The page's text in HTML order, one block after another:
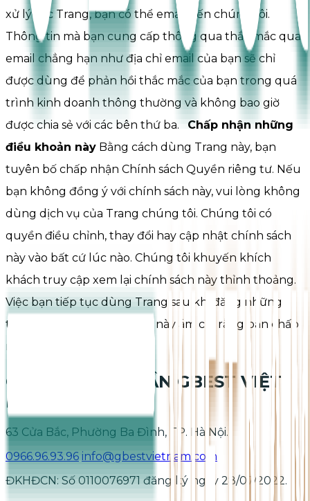
xử lý các Trang, bạn có thể email đến chúng tôi.
Thông tin mà bạn cung cấp thông qua thắc mắc qua
email chẳng hạn như địa chỉ email của bạn sẽ chỉ
được dùng để phản hồi thắc mắc của bạn trong quá
trình kinh doanh thông thường và không bao giờ
được chia sẻ với các bên thứ ba. Chấp nhận những
điều khoản này Bằng cách dùng Trang này, bạn
tuyên bố chấp nhận Chính sách Quyền riêng tư. Nếu
bạn không đồng ý với chính sách này, vui lòng không
dùng dịch vụ của Trang chúng tôi. Chúng tôi có
quyền điều chỉnh, thay đổi hay cập nhật chính sách
này vào bất cứ lúc nào. Chúng tôi khuyến khích
khách truy cập xem lại chính sách này thỉnh thoảng.
Việc bạn tiếp tục dùng Trang sau khi đăng những
thay đổi về các điều khoản này ám chỉ rằng bạn chấp
nhận những sự thay đổi.
CÔNG TY CỔ PHẦN GBEST VIỆT
NAM
63 Cửa Bắc, Phường Ba Đình, TP. Hà Nội.
0966.96.93.96 info@gbestvietnam.com
ĐKHĐCN: Số 0110076971 đăng ký ngày 28/07/2022.